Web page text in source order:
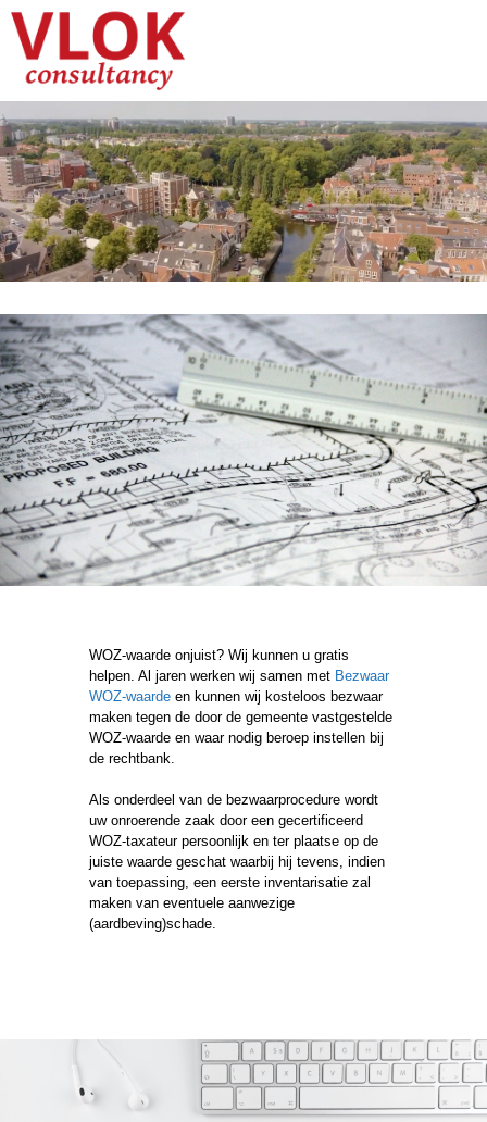
WOZ-waarde onjuist? Wij kunnen u gratis
helpen. Al jaren werken wij samen met Bezwaar
WOZ-waarde en kunnen wij kosteloos bezwaar
maken tegen de door de gemeente vastgestelde
WOZ-waarde en waar nodig beroep instellen bij
de rechtbank.
Als onderdeel van de bezwaarprocedure wordt
uw onroerende zaak door een gecertificeerd
WOZ-taxateur persoonlijk en ter plaatse op de
juiste waarde geschat waarbij hij tevens, indien
van toepassing, een eerste inventarisatie zal
maken van eventuele aanwezige
(aardbeving)schade.